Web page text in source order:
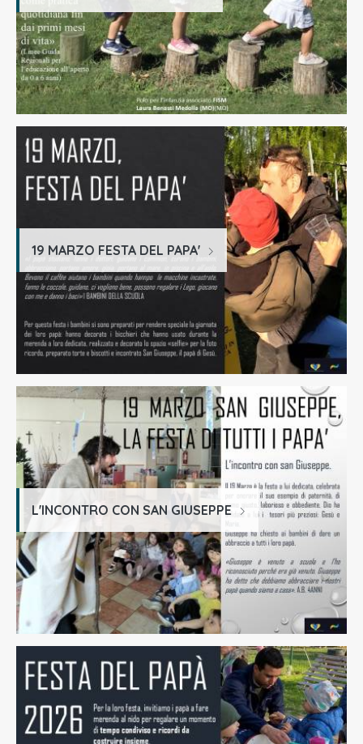
19 MARZO FESTA DEL PAPA'
L'INCONTRO CON SAN GIUSEPPE